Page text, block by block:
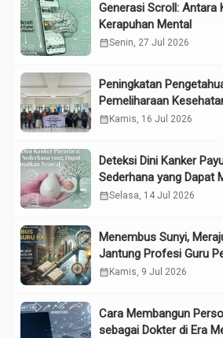
Generasi Scroll: Antara
Kerapuhan Mental
calendar_monthSenin, 27 Jul 2026
Peningkatan
Pemeliharaan
Lansia melalui Edukasi
calendar_month Kamis, 16 Jul 2026
Deteksi Dini Kanker
Sederhana yang Dapat
Nyawa
calendar_monthSelasa, 14 Jul 2026
Menembus Sunyi,
Jantung Profesi Guru
calendar_month Kamis, 9 Jul 2026
Cara Membangun
sebagai Dokter di Era